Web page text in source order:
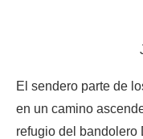
El sendero parte de
en un camino
refugio del bandolero